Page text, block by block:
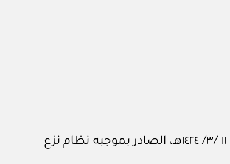
وبناءً على الصلاحيات المخولة له نظاماً، وبعد الاطلاع على البند (ثالثاً) من المرسوم الملكي رقم (م/١٥) وتاريخ ١١ /٣/ ١٤٢٤هـ، الصادر بموجبه نظام نزع